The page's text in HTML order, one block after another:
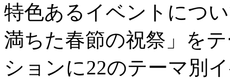
特色あるイベントにつ
満ちた春節の祝祭」を
ションに22のテーマ別